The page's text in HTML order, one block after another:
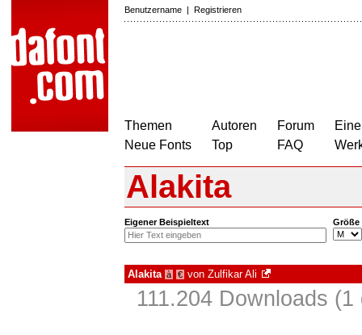
Benutzername | Registrieren
Themen
Neue Fonts
Autoren
Top
Forum
FAQ
Alakita
Eigener Beispieltext Größe
Alakita à € von Zulfikar Ali
111.204 Downloads (1